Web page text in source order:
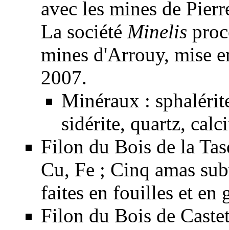
avec les mines de
La société Minelis
mines d'Arrouy, mise
2007.
Minéraux :
sidérite, quartz,
Filon du Bois de la
Cu, Fe ; Cinq amas
faites en fouilles et en
Filon du Bois de